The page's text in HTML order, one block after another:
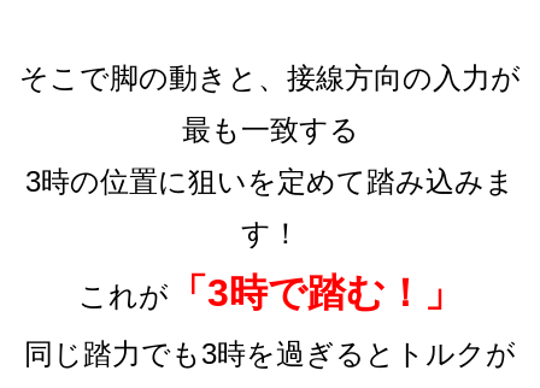
そこで脚の動きと、接線方向の入力が
最も一致する
3時の位置に狙いを定めて踏み込みま
す！
これが「3時で踏む！」
同じ踏力でも3時を過ぎるとトルクが